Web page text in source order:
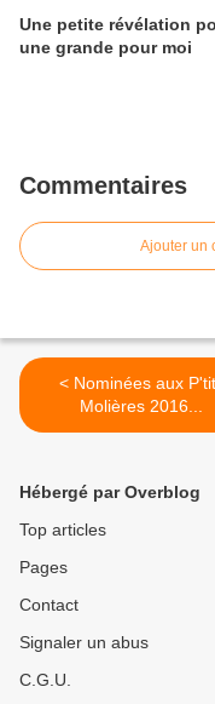
Une petite révélation
une grande pour moi
Commentaires
Ajouter un
< Nominées aux P'tits
Molières 2016...
Hébergé par Overblog
Top articles
Pages
Contact
Signaler un abus
C.G.U.